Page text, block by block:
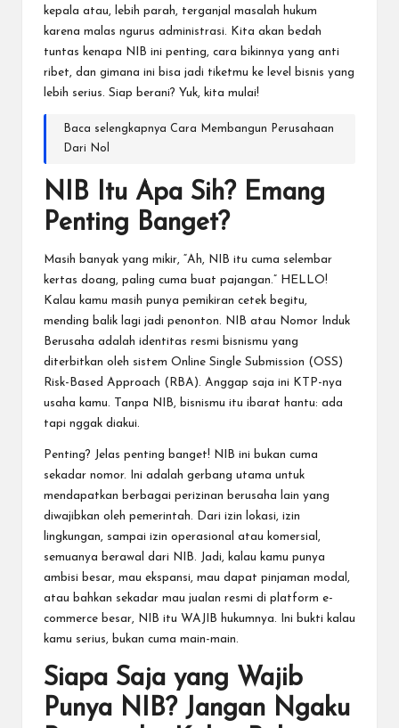
kepala atau, lebih parah, terganjal masalah hukum
karena malas ngurus administrasi. Kita akan bedah
tuntas kenapa NIB ini penting, cara bikinnya yang anti
ribet, dan gimana ini bisa jadi tiketmu ke level bisnis yang
lebih serius. Siap berani? Yuk, kita mulai!
Baca selengkapnyaCara Membangun Perusahaan
Dari Nol
NIB Itu Apa Sih? Emang
Penting Banget?
Masih banyak yang mikir, “Ah, NIB itu cuma selembar
kertas doang, paling cuma buat pajangan.” HELLO!
Kalau kamu masih punya pemikiran cetek begitu,
mending balik lagi jadi penonton. NIB atau Nomor Induk
Berusaha adalah identitas resmi bisnismu yang
diterbitkan oleh sistem Online Single Submission (OSS)
Risk-Based Approach (RBA). Anggap saja ini KTP-nya
usaha kamu. Tanpa NIB, bisnismu itu ibarat hantu: ada
tapi nggak diakui.
Penting? Jelas penting banget! NIB ini bukan cuma
sekadar nomor. Ini adalah gerbang utama untuk
mendapatkan berbagai perizinan berusaha lain yang
diwajibkan oleh pemerintah. Dari izin lokasi, izin
lingkungan, sampai izin operasional atau komersial,
semuanya berawal dari NIB. Jadi, kalau kamu punya
ambisi besar, mau ekspansi, mau dapat pinjaman modal,
atau bahkan sekadar mau jualan resmi di platform e-
commerce besar, NIB itu WAJIB hukumnya. Ini bukti kalau
kamu serius, bukan cuma main-main.
Siapa Saja yang Wajib
Punya NIB? Jangan Ngaku